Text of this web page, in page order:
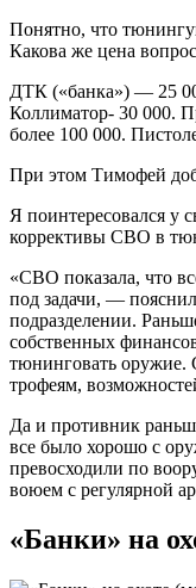
Понятно, что
Какова же цена
ДТК («банка») — 25
Коллиматор- 30 000.
более 100 000.
При этом Тимофей
Я поинтересовался у
коррективы СВО в
«СВО показала, что
под задачи, —
подразделении.
собственных
тюнинговать оружие.
трофеям,
Да и противник
все было хорошо с
превосходили по
воюем с регулярной
«Банки» на